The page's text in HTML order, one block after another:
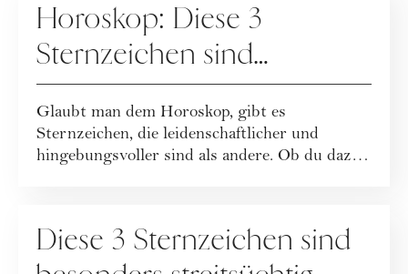
Horoskop: Diese 3
Sternzeichen sind
besonders leidenschaftlich
Glaubt man dem Horoskop, gibt es
Sternzeichen, die leidenschaftlicher und
hingebungsvoller sind als andere. Ob du dazu
Diese 3 Sternzeichen sind